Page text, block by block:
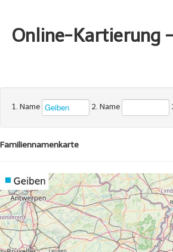
Online-Kartierung
1. Name 2. Name
Familiennamenkarte